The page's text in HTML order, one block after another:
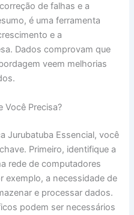
de falhas e a
é uma ferramenta
e a
Dados comprovam que
veem melhorias
Você Precisa?
Jurubatuba Essencial, você
Primeiro, identifique a
rede de computadores
exemplo, a necessidade de
e processar dados.
podem ser necessários